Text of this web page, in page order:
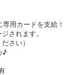
用カードを支給！
されます。
さい）
♪